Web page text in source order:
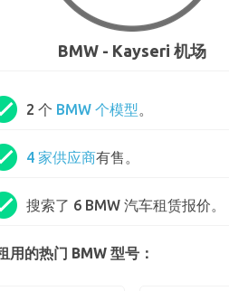
BMW - Kayseri 机场
2 个 BMW 个模型。
4 家供应商有售。
搜索了 6 BMW 汽车租赁报价。
用的热门 BMW 型号：